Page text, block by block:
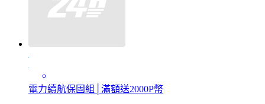
電力續航保固組│滿額送2000P幣